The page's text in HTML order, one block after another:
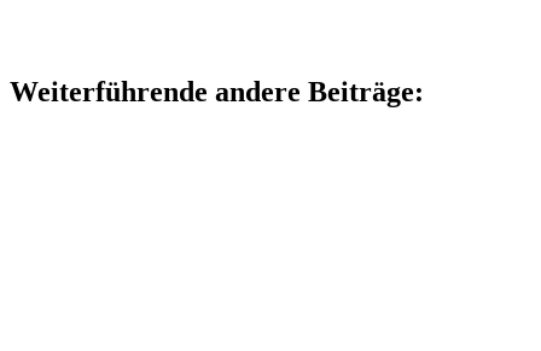
Weiterführende andere Beiträge: